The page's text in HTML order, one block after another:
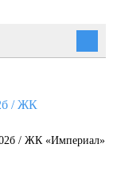
/ ЖК
/ ЖК «Империал»